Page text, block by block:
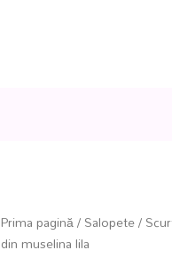
Prima pagină/Salopete/
din muselina lila